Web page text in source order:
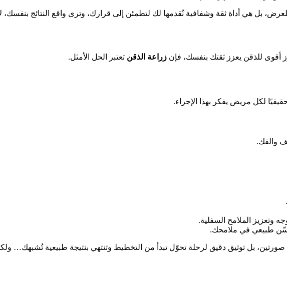
بل هي أداة ثقة وشفافية نُقدمها لك لتطمئن إلى قرارك، وترى واقع النتائج بنفسك،
للذقن يعزز ثقتك بنفسك، فإن زراعة الذقن تعتبر الحل الأمثل.
لكل مريض يفكر بهذا الإجراء.
والفك.
وتعزيز الملامح السفلية.
طبيعي في ملامحك.
بل توثيق دقيق لرحلة تحوّل تبدأ من التخطيط وتنتهي بنتيجة طبيعية تُشبهك…